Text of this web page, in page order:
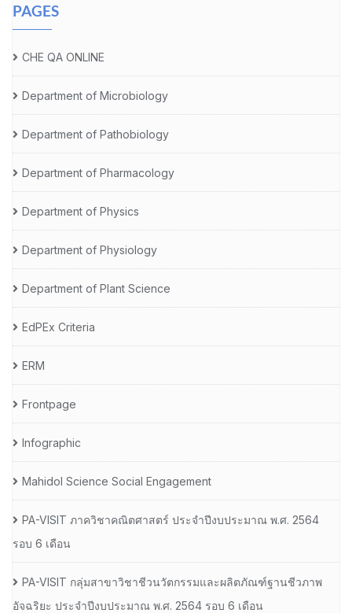
PAGES
CHE QA ONLINE
Department of Microbiology
Department of Pathobiology
Department of Pharmacology
Department of Physics
Department of Physiology
Department of Plant Science
EdPEx Criteria
ERM
Frontpage
Infographic
Mahidol Science Social Engagement
PA-VISIT ภาควิชาคณิตศาสตร์ ประจำปีงบประมาณ พ.ศ. 2564
รอบ 6 เดือน
PA-VISIT กลุ่มสาขาวิชาชีวนวัตกรรมและผลิตภัณฑ์ฐานชีวภาพ
อัจฉริยะ ประจำปีงบประมาณ พ.ศ. 2564 รอบ 6 เดือน